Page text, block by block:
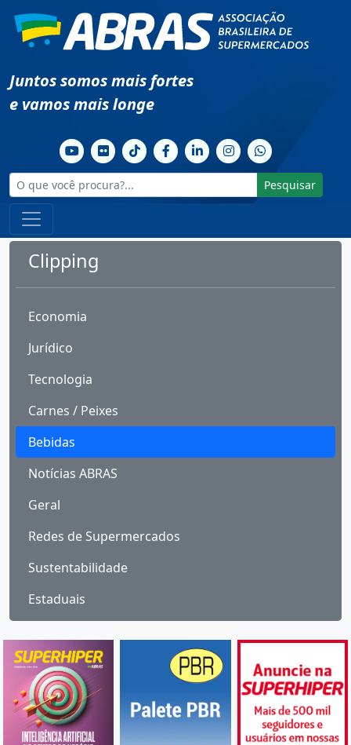
Juntos somos mais fortes
e vamos mais longe
Pesquisar
Clipping
Economia
Jurídico
Tecnologia
Carnes / Peixes
Bebidas
Notícias ABRAS
Geral
Redes de Supermercados
Sustentabilidade
Estaduais